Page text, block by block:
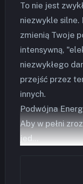
To nie jest
niezwykle silne.
zmienią Twoje
intensywną,
niezwykłego
przejść przez
innych.
Podwójna
Aby w pełni
jed…